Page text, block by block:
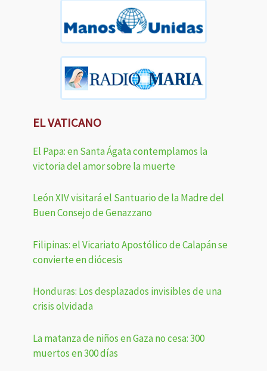
EL VATICANO
El Papa: en Santa Ágata contemplamos la
victoria del amor sobre la muerte
León XIV visitará el Santuario de la Madre del
Buen Consejo de Genazzano
Filipinas: el Vicariato Apostólico de Calapán se
convierte en diócesis
Honduras: Los desplazados invisibles de una
crisis olvidada
La matanza de niños en Gaza no cesa: 300
muertos en 300 días